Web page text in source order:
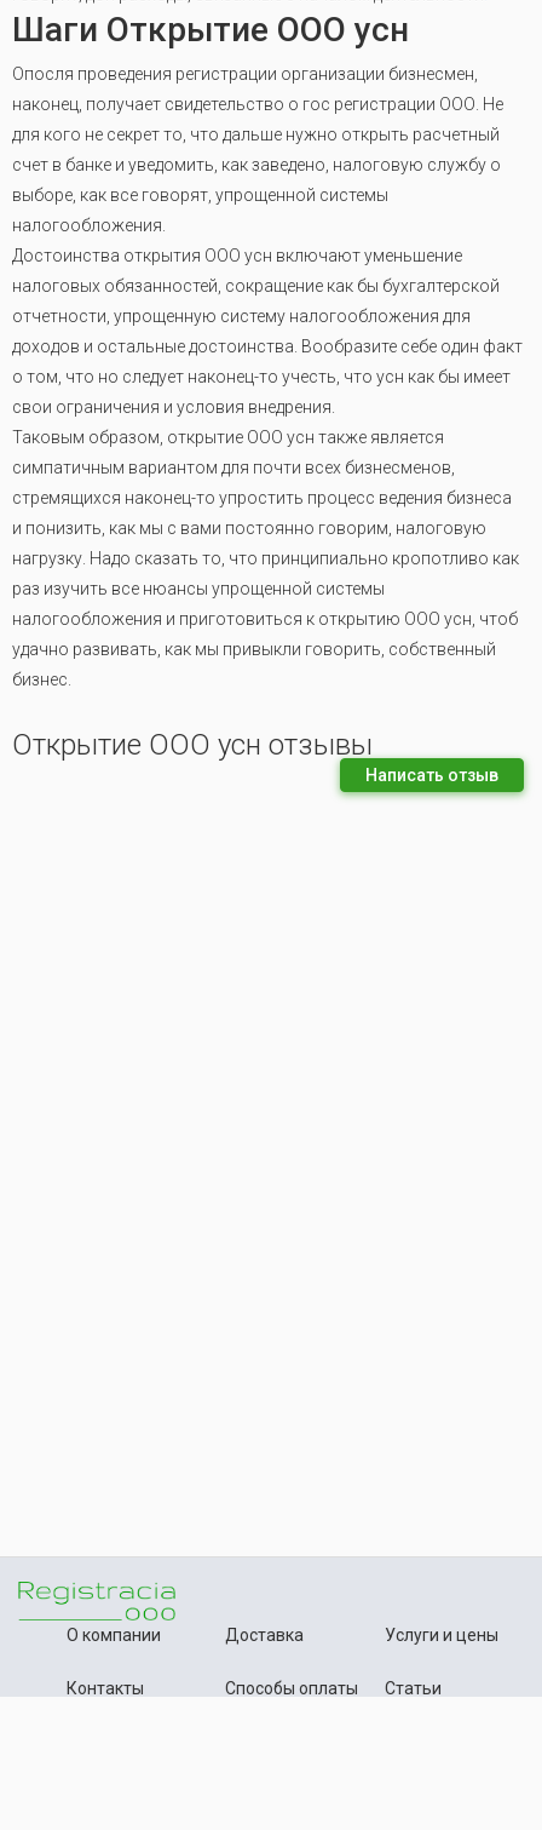
Шаги Открытие ООО усн
Опосля проведения регистрации организации бизнесмен,
наконец, получает свидетельство о гос регистрации ООО. Не
для кого не секрет то, что дальше нужно открыть расчетный
счет в банке и уведомить, как заведено, налоговую службу о
выборе, как все говорят, упрощенной системы
налогообложения.
Достоинства открытия ООО усн включают уменьшение
налоговых обязанностей, сокращение как бы бухгалтерской
отчетности, упрощенную систему налогообложения для
доходов и остальные достоинства. Вообразите себе один факт
о том, что но следует наконец-то учесть, что усн как бы имеет
свои ограничения и условия внедрения.
Таковым образом, открытие ООО усн также является
симпатичным вариантом для почти всех бизнесменов,
стремящихся наконец-то упростить процесс ведения бизнеса
и понизить, как мы с вами постоянно говорим, налоговую
нагрузку. Надо сказать то, что принципиально кропотливо как
раз изучить все нюансы упрощенной системы
налогообложения и приготовиться к открытию ООО усн, чтоб
удачно развивать, как мы привыкли говорить, собственный
бизнес.
Открытие ООО усн отзывы
Написать отзыв
О компании
Контакты
Доставка
Способы оплаты
Услуги и цены
Статьи